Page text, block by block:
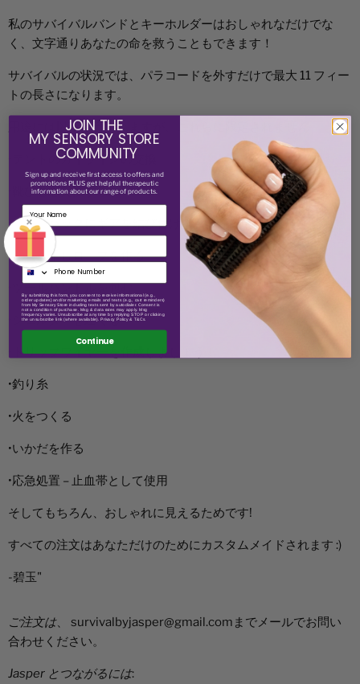
私のサバイバルバンドとキーホルダーはおしゃれなだけでな
く、文字通りあなたの命を救うこともできます！
サバイバルの状況では、パラコードを外すだけで最大 11 フィー
トの長さになります。
用途には以下が含まれますが、これらに限定されません。
•テントのガイラインの交換
•靴ひもを交換する
•バックパックにギアを結び付ける
•洗濯物干しロープを作る
•ツールハンドルを包む
•シェルターを建てる
•トリップワイヤーを作成しましょう！
•釣り糸
•火をつくる
•いかだを作る
•応急処置 – 止血帯として使用
そしてもちろん、おしゃれに見えるためです!
すべての注文はあなただけのためにカスタムメイドされます :)
-碧玉"
ご注文は、 survivalbyjasper@gmail.com までメールでお問い
合わせください。
Jasper とつながるには:
×
JOIN THE
MY SENSORY STORE
COMMUNITY
Sign up and receivefirst access to offers and
promotions PLUS get helpful therapeutic
information about our range of products.
Email
By submitting this form, you consent to receive informational (e.g.,
order updates) and/or marketing emails and texts (e.g., cart reminders)
from My Sensory Store including texts sent by autodialer. Consent is
not a condition of purchase. Msg & data rates may apply. Msg
frequency varies. Unsubscribe at any time by replying STOP or clicking
the unsubscribe link (where available). Privacy Policy & T&Cs.
Continue